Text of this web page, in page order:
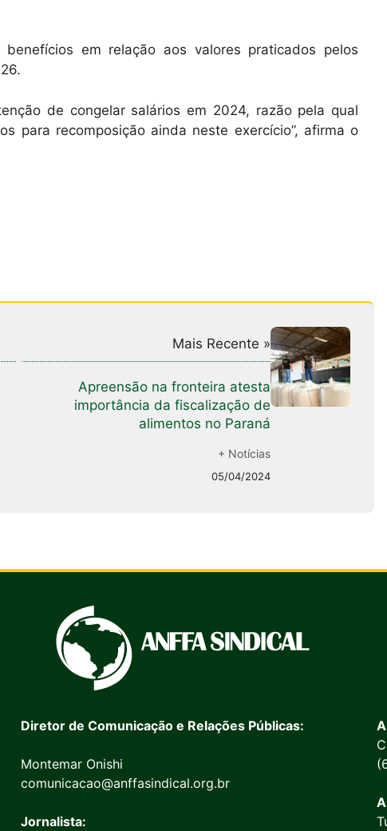
em relação aos valores praticados pelos
de congelar salários em 2024, razão pela qual
para recomposição ainda neste exercício”, afirma o
Mais Recente »
Apreensão na fronteira atesta
importância da fiscalização de
alimentos no Paraná
+ Notícias
05/04/2024
Diretor de Comunicação e Relações Públicas:
Montemar Onishi
comunicacao@anffasindical.org.br
Jornalista: